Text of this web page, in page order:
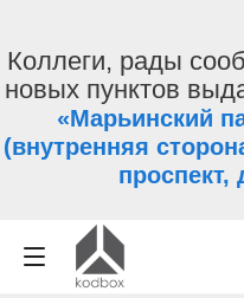
Коллеги, рады
новых пунктов
«Марьинский
(внутренняя
проспект,